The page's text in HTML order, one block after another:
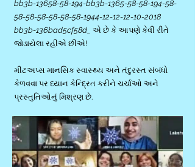
bb3b-13658-58-194-bb3b-1365-58-58-194-58-
58-58-58-58-58-58-1944-12-12-12-10-2018
bb3b-136bad5cf58d_ એ છે કે આપણે કેવી રીતે
જોડાયેલા રહીએ છીએ!
મીટઅપ્સ માનસિક સ્વાસ્થ્ય અને તંદુરસ્ત સંબંધો
કેળવવા પર ધ્યાન કેન્દ્રિત કરીને ચર્ચાઓ અને
પ્રસ્તુતિઓનું મિશ્રણ છે.